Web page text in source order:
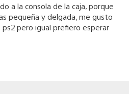
a la consola de la caja, porque
pequeña y delgada, me gusto
pero igual prefiero esperar